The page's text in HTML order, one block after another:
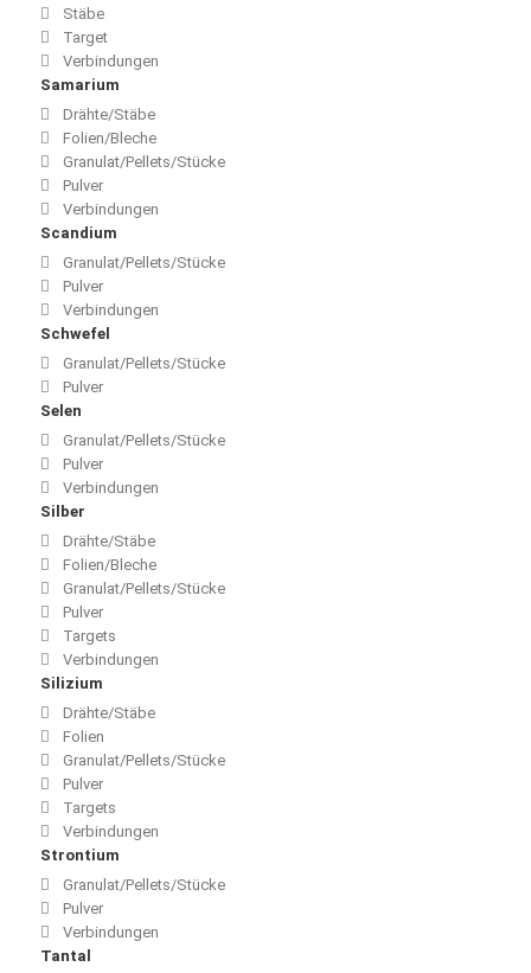
Stäbe
Target
Verbindungen
Samarium
Drähte/Stäbe
Folien/Bleche
Granulat/Pellets/Stücke
Pulver
Verbindungen
Scandium
Granulat/Pellets/Stücke
Pulver
Verbindungen
Schwefel
Granulat/Pellets/Stücke
Pulver
Selen
Granulat/Pellets/Stücke
Pulver
Verbindungen
Silber
Drähte/Stäbe
Folien/Bleche
Granulat/Pellets/Stücke
Pulver
Targets
Verbindungen
Silizium
Drähte/Stäbe
Folien
Granulat/Pellets/Stücke
Pulver
Targets
Verbindungen
Strontium
Granulat/Pellets/Stücke
Pulver
Verbindungen
Tantal